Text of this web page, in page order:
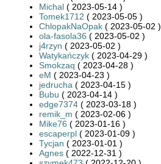
Michal ( 2023-05-14 )
Tomek1712 ( 2023-05-05 )
ChlopakNaOpak ( 2023-05-02 )
ola-fasola36 ( 2023-05-02 )
j4rzyn ( 2023-05-02 )
Watykańczyk ( 2023-04-29 )
Smokzaq ( 2023-04-28 )
eM ( 2023-04-23 )
jedrucha ( 2023-04-15 )
Bubu ( 2023-04-14 )
edge7374 ( 2023-03-18 )
remik_m ( 2023-02-06 )
Mike76 ( 2023-01-16 )
escaperpl ( 2023-01-09 )
Tycjan ( 2023-01-01 )
Agnes ( 2022-12-31 )